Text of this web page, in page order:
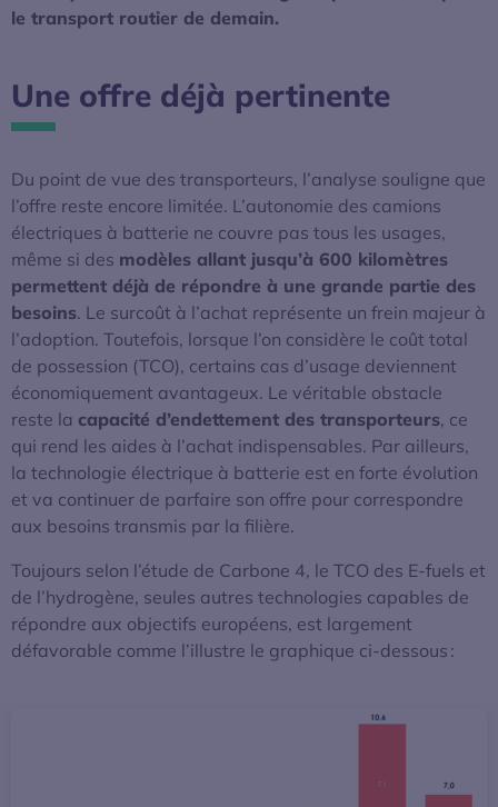
le transport routier de demain.
Une offre déjà pertinente
Du point de vue des transporteurs, l’analyse souligne que
l’offre reste encore limitée. L’autonomie des camions
électriques à batterie ne couvre pas tous les usages,
même si des modèles allant jusqu’à 600 kilomètres
permettent déjà de répondre à une grande partie des
besoins. Le surcoût à l’achat représente un frein majeur à
l’adoption. Toutefois, lorsque l’on considère le coût total
de possession (TCO), certains cas d’usage deviennent
économiquement avantageux. Le véritable obstacle
reste la capacité d’endettement des transporteurs, ce
qui rend les aides à l’achat indispensables. Par ailleurs,
la technologie électrique à batterie est en forte évolution
et va continuer de parfaire son offre pour correspondre
aux besoins transmis par la filière.
Toujours selon l’étude de Carbone 4, le TCO des E-fuels et
de l’hydrogène, seules autres technologies capables de
répondre aux objectifs européens, est largement
défavorable comme l’illustre le graphique ci-dessous :